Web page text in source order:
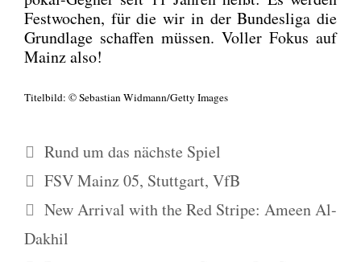
Fest­wo­chen, für die wir in der Bun­des­li­ga die
Grund­la­ge schaf­fen müs­sen. Vol­ler Fokus auf
Mainz also!
Titel­bild: © Sebas­ti­an Widmann/Getty Images
Kategorien
Rund um das nächste Spiel
Schlagwörter
FSV Mainz 05, Stuttgart, VfB
New Arrival with the Red Stripe: Ameen Al-
Dakhil